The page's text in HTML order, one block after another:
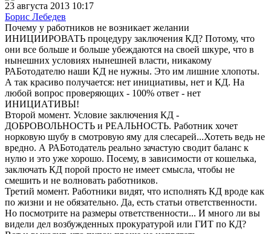
23 августа 2013 10:17
Борис Лебедев
Почему у работников не возникает желании
ИНИЦИИРОВАТЬ процедуру заключения КД? Потому, что
они все больше и больше убеждаются на своей шкуре, что в
нынешних условиях нынешней власти, никакому
РАБотодателю наши КД не нужны. Это им лишние хлопоты.
А так красиво получается: нет инициативы, нет и КД. На
любой вопрос проверяющих - 100% ответ - нет
ИНИЦИАТИВЫ!
Второй момент. Условие заключения КД -
ДОБРОВОЛЬНОСТЬ и РЕАЛЬНОСТЬ. Работник хочет
норковую шубу в смотровую яму для слесарей...Хотеть ведь не
вредно. А РАБотодатель реально зачастую сводит баланс к
нулю и это уже хорошо. Посему, в зависимости от кошелька,
заключать КД порой просто не имеет смысла, чтобы не
смешить и не волновать работников.
Третий момент. Работники видят, что исполнять КД вроде как
по жизни и не обязательно. Да, есть статьи ответственности.
Но посмотрите на размеры ответственности... И много ли вы
видели дел возбужденных прокуратурой или ГИТ по КД?